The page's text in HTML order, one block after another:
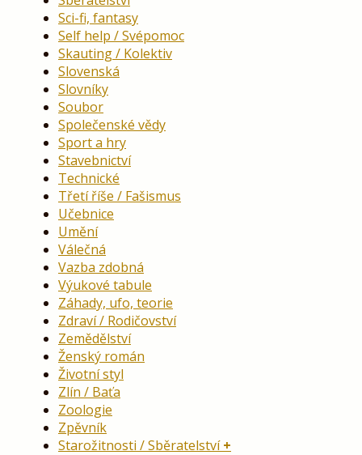
Sci-fi, fantasy
Self help / Svépomoc
Skauting / Kolektiv
Slovenská
Slovníky
Soubor
Společenské vědy
Sport a hry
Stavebnictví
Technické
Třetí říše / Fašismus
Učebnice
Umění
Válečná
Vazba zdobná
Výukové tabule
Záhady, ufo, teorie
Zdraví / Rodičovství
Zemědělství
Ženský román
Životní styl
Zlín / Baťa
Zoologie
Zpěvník
Starožitnosti / Sběratelství